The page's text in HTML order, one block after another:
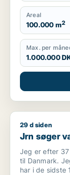
Areal
100.000 m2
Max. per
1.000.000
Jrn søger
29 d siden
Jrn søger
Jeg er efter
til Danmark.
har i de sidste